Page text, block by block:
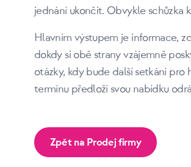
jednání ukončit. Obvykle schůzka
Hlavním výstupem je informace,
dokdy si obě strany vzájemně
otázky, kdy bude další setkání
termínu předloží svou nabídku
Zpět na Prodej firmy